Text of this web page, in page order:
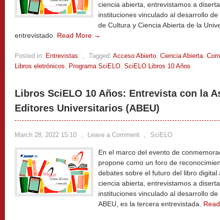
ciencia abierta, entrevistamos a
instituciones vinculado al desarrollo
de Cultura y Ciencia Abierta de la
entrevistado. Read More →
Posted in: Entrevistas , Tagged: Acceso Abierto, Ciencia Abierta,
Libros eletrónicos, Programa SciELO, SciELO Libros 10 Años
Libros SciELO 10 Años: Entrevista con la
Editores Universitarios (ABEU)
March 28, 2022 15:10 , Leave a Comment , SciELO
En el marco del evento de
propone como un foro de
debates sobre el futuro del libro
ciencia abierta, entrevistamos a
instituciones vinculado al desarrollo
ABEU, es la tercera entrevistada.